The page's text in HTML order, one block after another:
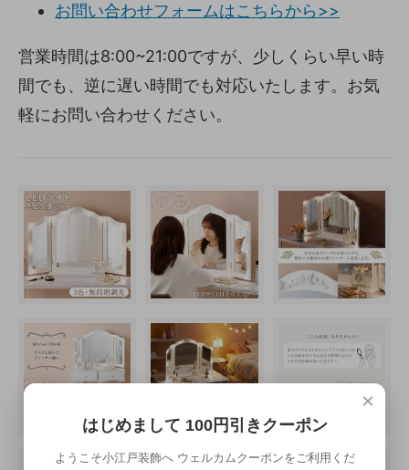
お問い合わせフォームはこちらから>>
営業時間は8:00~21:00ですが、少しくらい早い時
間でも、逆に遅い時間でも対応いたします。お気
軽にお問い合わせください。
×
はじめまして 100円引きクーポン
ようこそ小江戸装飾へ ウェルカムクーポンをご利用くだ